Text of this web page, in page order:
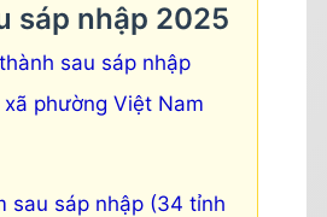
sáp nhập 2025
sau sáp nhập
phường Việt Nam
sau sáp nhập (34 tỉnh